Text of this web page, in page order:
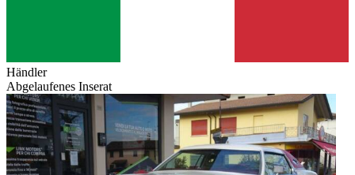
Händler
Abgelaufenes Inserat